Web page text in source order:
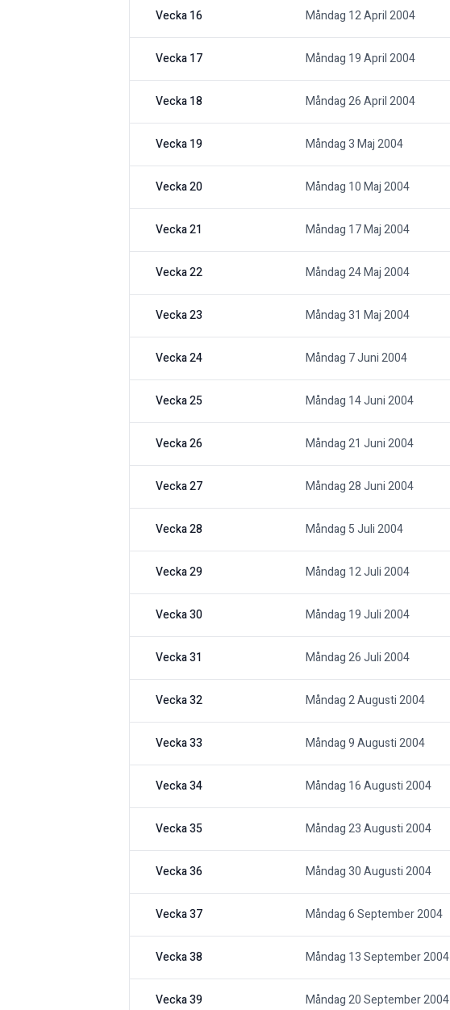
Vecka 16 Måndag 12 April 2004
Vecka 17 Måndag 19 April 2004
Vecka 18 Måndag 26 April 2004
Vecka 19 Måndag 3 Maj 2004
Vecka 20 Måndag 10 Maj 2004
Vecka 21 Måndag 17 Maj 2004
Vecka 22 Måndag 24 Maj 2004
Vecka 23 Måndag 31 Maj 2004
Vecka 24 Måndag 7 Juni 2004
Vecka 25 Måndag 14 Juni 2004
Vecka 26 Måndag 21 Juni 2004
Vecka 27 Måndag 28 Juni 2004
Vecka 28 Måndag 5 Juli 2004
Vecka 29 Måndag 12 Juli 2004
Vecka 30 Måndag 19 Juli 2004
Vecka 31 Måndag 26 Juli 2004
Vecka 32 Måndag 2 Augusti 2004
Vecka 33 Måndag 9 Augusti 2004
Vecka 34 Måndag 16 Augusti 2004
Vecka 35 Måndag 23 Augusti 2004
Vecka 36 Måndag 30 Augusti 2004
Vecka 37 Måndag 6 September 2004
Vecka 38 Måndag 13 September 2004
Vecka 39 Måndag 20 September 2004